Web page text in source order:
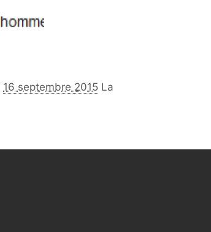
16 septembre 2015 La